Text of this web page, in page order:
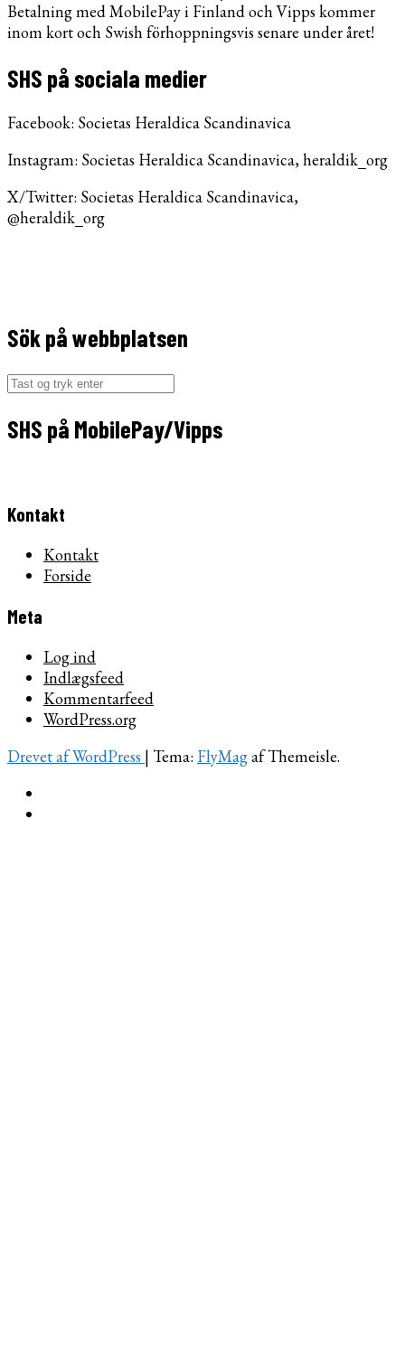
Betalning med MobilePay i Finland och Vipps kommer
inom kort och Swish förhoppningsvis senare under året!
SHS på sociala medier
Facebook: Societas Heraldica Scandinavica
Instagram: Societas Heraldica Scandinavica, heraldik_org
X/Twitter: Societas Heraldica Scandinavica,
@heraldik_org
Sök på webbplatsen
Søg
SHS på MobilePay/Vipps
Kontakt
Kontakt
Forside
Meta
Log ind
Indlægsfeed
Kommentarfeed
WordPress.org
Drevet af WordPress | Tema: FlyMagaf Themeisle.